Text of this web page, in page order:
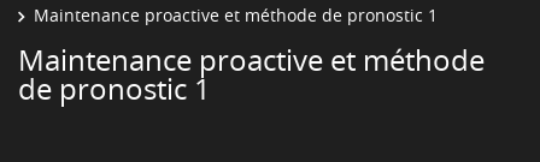
Maintenance proactive et méthode de pronostic 1
Maintenance proactive et méthode
de pronostic 1